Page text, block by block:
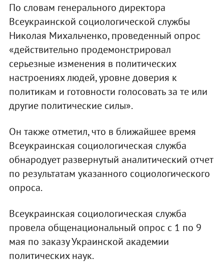
По словам генерального директора
Всеукраинской социологической службы
Николая Михальченко, проведенный опрос
«действительно продемонстрировал
серьезные изменения в политических
настроениях людей, уровне доверия к
политикам и готовности голосовать за те или
другие политические силы».
Он также отметил, что в ближайшее время
Всеукраинская социологическая служба
обнародует развернутый аналитический отчет
по результатам указанного социологического
опроса.
Всеукраинская социологическая служба
провела общенациональный опрос с 1 по 9
мая по заказу Украинской академии
политических наук.